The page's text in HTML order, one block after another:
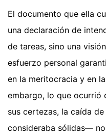
El documento que ella
una declaración de
de tareas, sino una
esfuerzo personal
en la meritocracia y en
embargo, lo que ocurrió
sus certezas, la caída
consideraba sólidas—